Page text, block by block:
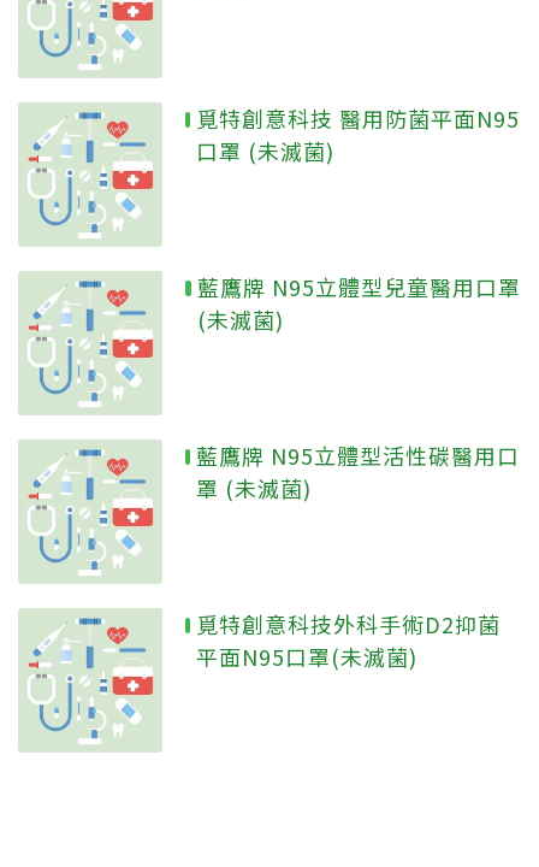
覓特創意科技 醫用防菌平面N95
口罩 (未滅菌)
藍鷹牌 N95立體型兒童醫用口罩
(未滅菌)
藍鷹牌 N95立體型活性碳醫用口
罩 (未滅菌)
覓特創意科技外科手術D2抑菌
平面N95口罩(未滅菌)